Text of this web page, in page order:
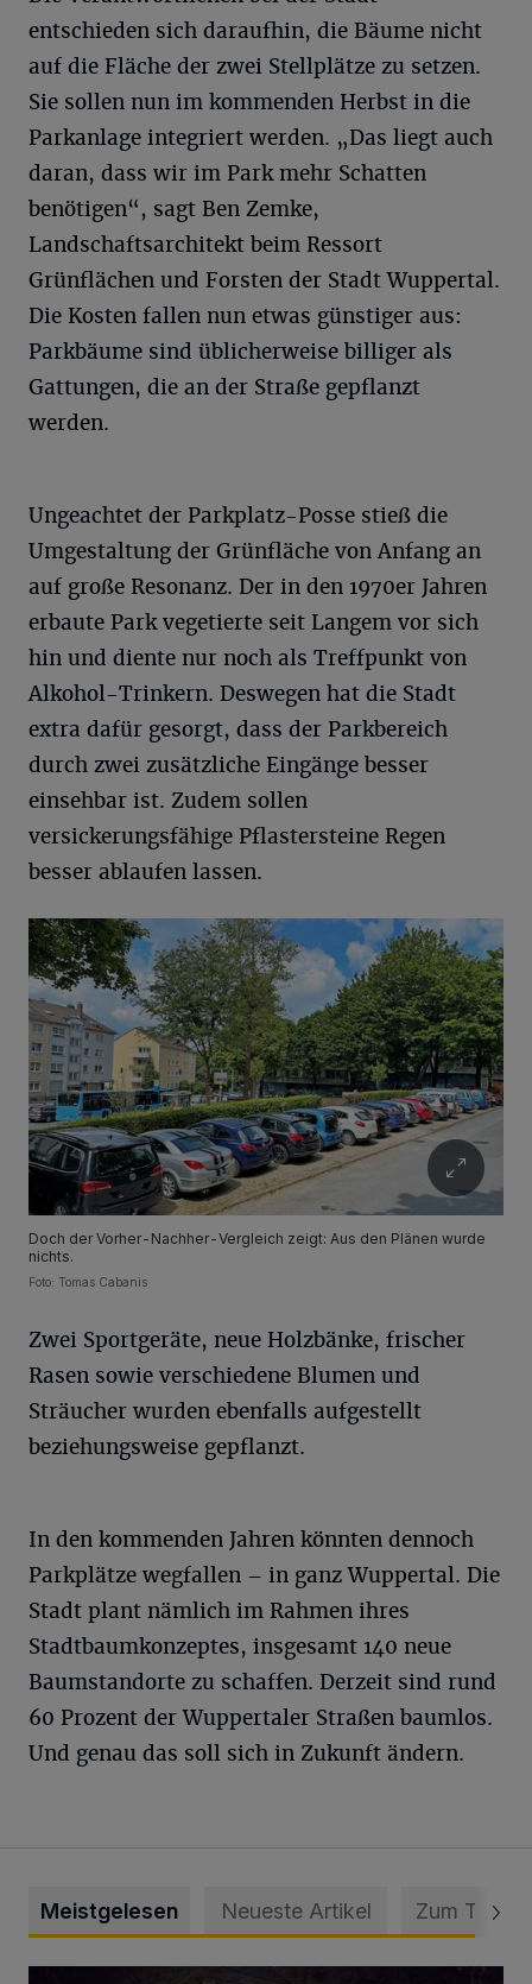
entschieden sich daraufhin, die Bäume nicht
auf die Fläche der zwei Stellplätze zu setzen.
Sie sollen nun im kommenden Herbst in die
Parkanlage integriert werden. „Das liegt auch
daran, dass wir im Park mehr Schatten
benötigen“, sagt Ben Zemke,
Landschaftsarchitekt beim Ressort
Grünflächen und Forsten der Stadt Wuppertal.
Die Kosten fallen nun etwas günstiger aus:
Parkbäume sind üblicherweise billiger als
Gattungen, die an der Straße gepflanzt
werden.
Ungeachtet der Parkplatz-Posse stieß die
Umgestaltung der Grünfläche von Anfang an
auf große Resonanz. Der in den 1970er Jahren
erbaute Park vegetierte seit Langem vor sich
hin und diente nur noch als Treffpunkt von
Alkohol-Trinkern. Deswegen hat die Stadt
extra dafür gesorgt, dass der Parkbereich
durch zwei zusätzliche Eingänge besser
einsehbar ist. Zudem sollen
versickerungsfähige Pflastersteine Regen
besser ablaufen lassen.
Doch der Vorher-Nachher-Vergleich zeigt: Aus den Plänen wurde
nichts.
Foto: Tomas Cabanis
Zwei Sportgeräte, neue Holzbänke, frischer
Rasen sowie verschiedene Blumen und
Sträucher wurden ebenfalls aufgestellt
beziehungsweise gepflanzt.
In den kommenden Jahren könnten dennoch
Parkplätze wegfallen – in ganz Wuppertal. Die
Stadt plant nämlich im Rahmen ihres
Stadtbaumkonzeptes, insgesamt 140 neue
Baumstandorte zu schaffen. Derzeit sind rund
60 Prozent der Wuppertaler Straßen baumlos.
Und genau das soll sich in Zukunft ändern.
Meistgelesen Neueste Artikel Zum Thema